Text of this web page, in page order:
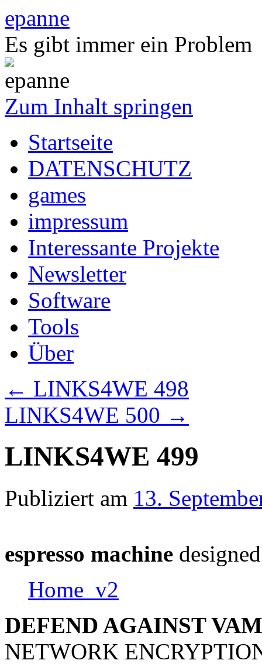
epanne
Es gibt immer ein Problem
Zum Inhalt springen
Startseite
DATENSCHUTZ
games
impressum
Interessante Projekte
Newsletter
Software
Tools
Über
← LINKS4WE 498
LINKS4WE 500 →
LINKS4WE 499
Publiziert am 13.
espresso machine
Home_v2
DEFEND AGAINST
NETWORK